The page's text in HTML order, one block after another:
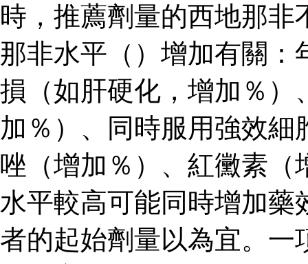
時，推薦劑量的西地那
那非水平（）增加有關：
損（如肝硬化，增加％）
加％）、同時服用強效
唑（增加％）、紅黴素（
水平較高可能同時增加藥
者的起始劑量以為宜。一